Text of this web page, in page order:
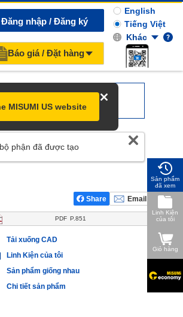
Đăng nhập / Đăng ký
Báo giá / Đặt hàng
English
Tiếng Việt
Khác
MISUMI US website
Giúp Chúng Tôi Cải Thiện
Share Email
PDF P.851
Tải xuống CAD
Linh Kiện của tôi
Sản phẩm giống nhau
Chi tiết sản phẩm
Sản phẩm
đã xem
Linh Kiện
của tôi
Giỏ hàng